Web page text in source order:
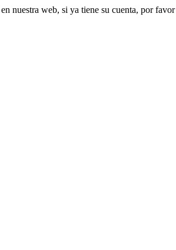
nuestra web, si ya tiene su cuenta, por favor